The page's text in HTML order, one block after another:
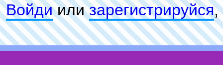
Войдиилизарeгиcтpируйся,